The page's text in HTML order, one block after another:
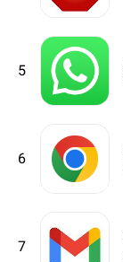
5
6
7